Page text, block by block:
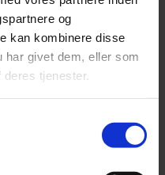
og
kan kombinere disse
har givet dem, eller som
tjenester.
på de krav og
de skabeloner, som
eller acceptere udlejers
Vi har også